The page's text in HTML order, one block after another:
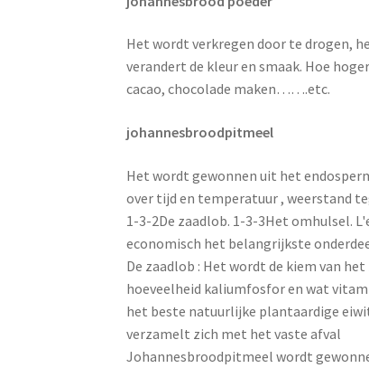
Het wordt verkregen door te drogen,
verandert de kleur en smaak. Hoe
cacao, chocolade maken…….etc.
johannesbroodpitmeel
Het wordt gewonnen uit het
over tijd en temperatuur , weerstand
1-3-2De zaadlob. 1-3-3Het omhulsel.
economisch het belangrijkste
De zaadlob : Het wordt de kiem van
hoeveelheid kaliumfosfor en wat
het beste natuurlijke plantaardige
verzamelt zich met het vaste afval
Johannesbroodpitmeel wordt